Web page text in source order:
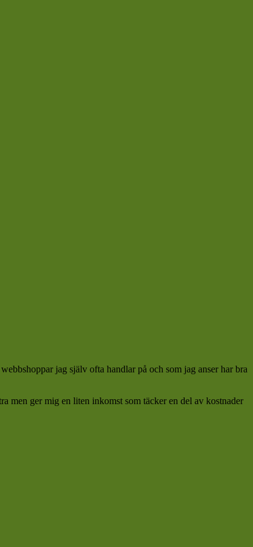
jag själv ofta handlar på och som jag anser har bra
men ger mig en liten inkomst som täcker en del av kostnader